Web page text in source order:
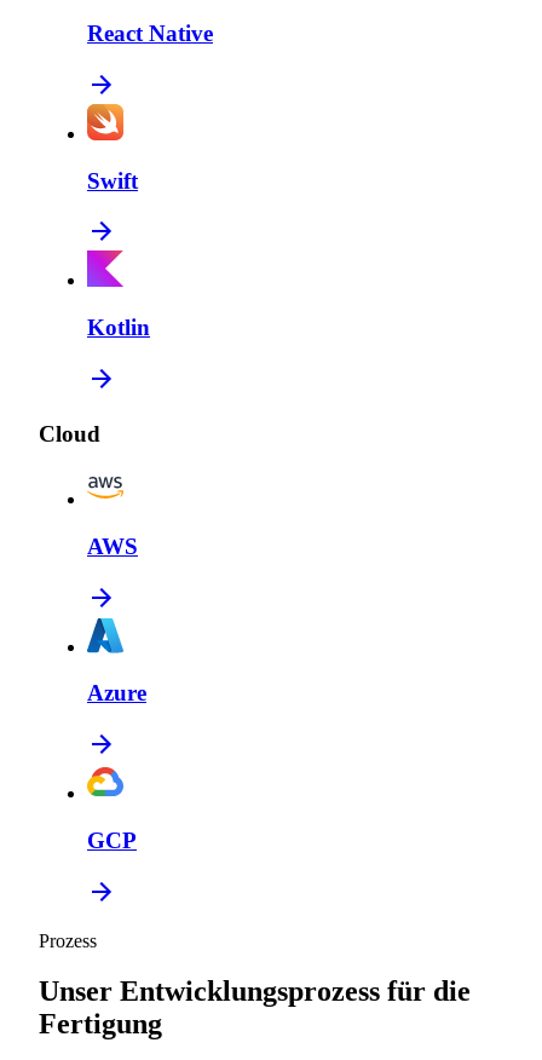
React Native
Swift
Kotlin
Cloud
AWS
Azure
GCP
Prozess
Unser Entwicklungsprozess für die
Fertigung